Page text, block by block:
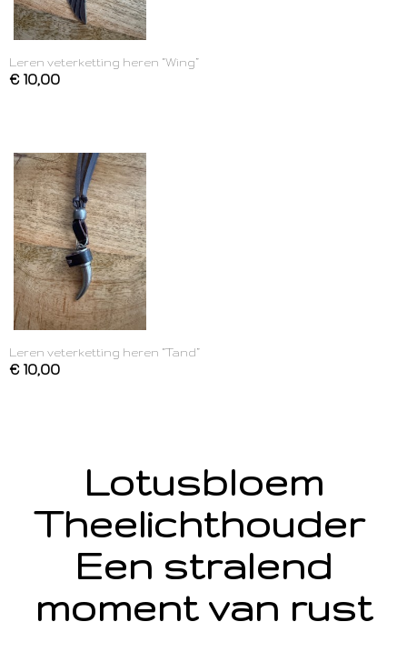
Leren veterketting heren “Wing”
€ 10,00
Leren veterketting heren “Tand”
€ 10,00
Lotusbloem
Theelichthouder
Een stralend
moment van rust